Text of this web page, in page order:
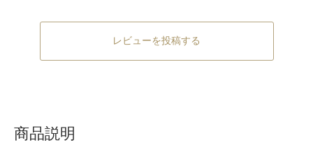
レビューを投稿する
商品説明